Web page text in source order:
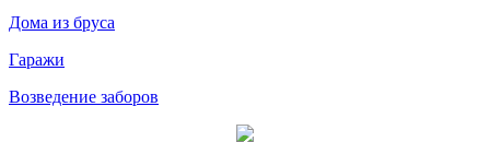
Дома из бруса
Гаражи
Возведение заборов